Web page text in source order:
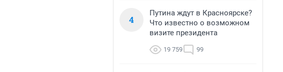
4
Путина ждут в Красноярске?
Что известно о возможном
визите президента
19 759 99